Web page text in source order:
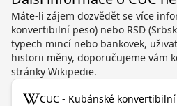
Máte-li zájem dozvědět se více
konvertibilní peso) nebo RSD
typech mincí nebo bankovek,
historii měny, doporučujeme vám
stránky Wikipedie.
CUC - Kubánské